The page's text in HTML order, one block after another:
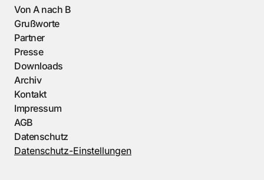
Von A nach B
Grußworte
Partner
Presse
Downloads
Archiv
Kontakt
Impressum
AGB
Datenschutz
Datenschutz-Einstellungen